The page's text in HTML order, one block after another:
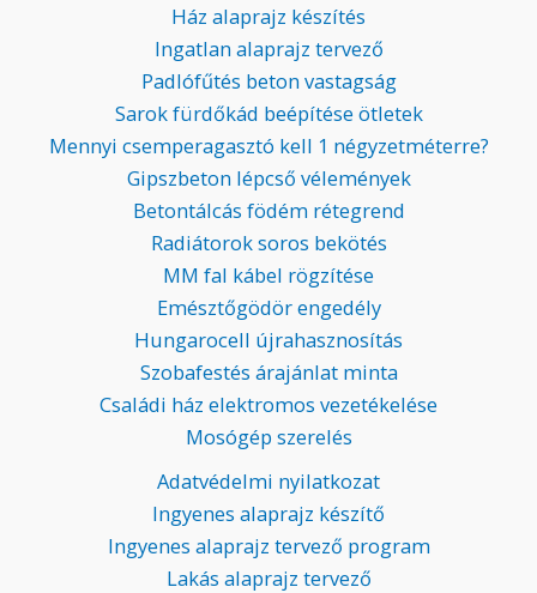
Ház alaprajz készítés
Ingatlan alaprajz tervező
Padlófűtés beton vastagság
Sarok fürdőkád beépítése ötletek
Mennyi csemperagasztó kell 1 négyzetméterre?
Gipszbeton lépcső vélemények
Betontálcás födém rétegrend
Radiátorok soros bekötés
MM fal kábel rögzítése
Emésztőgödör engedély
Hungarocell újrahasznosítás
Szobafestés árajánlat minta
Családi ház elektromos vezetékelése
Mosógép szerelés
Adatvédelmi nyilatkozat
Ingyenes alaprajz készítő
Ingyenes alaprajz tervező program
Lakás alaprajz tervező